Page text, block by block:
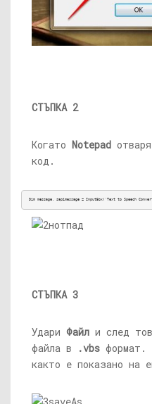
СТЪПКА 2
Когато Notepad
код.
Dim message, sapimessage = InputBox('Text to Speech
СТЪПКА 3
Удари Файл и след
файла в
.vbs формат.
както е показано на